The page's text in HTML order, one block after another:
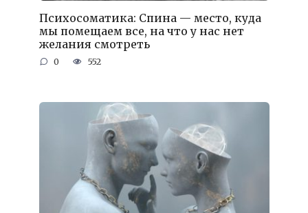
Психосоматика: Спина — место, куда
мы помещаем все, на что у нас нет
желания смотреть
0 552